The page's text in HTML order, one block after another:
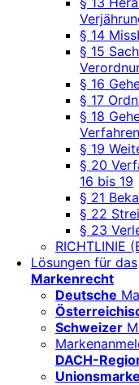
§ 14
§ 15
§ 16
§ 17
§ 18
§ 19
§ 20
16 bis 19
§ 21
§ 22
§ 23
RICHTLINIE
Lösungen für das
Markenrecht
Deutsche
Schweizer
DACH-
Unionsmarke